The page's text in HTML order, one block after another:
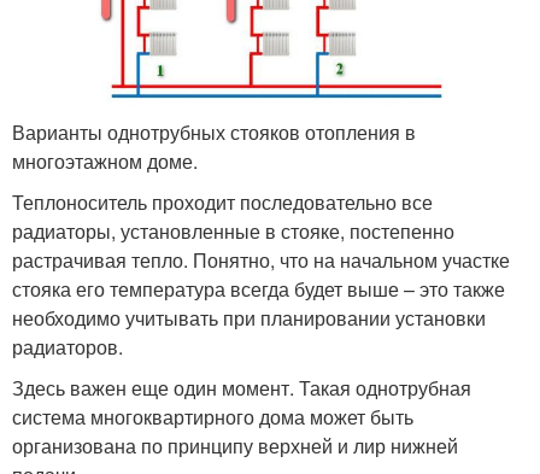
Варианты однотрубных стояков отопления в
многоэтажном доме.
Теплоноситель проходит последовательно все
радиаторы, установленные в стояке, постепенно
растрачивая тепло. Понятно, что на начальном участке
стояка его температура всегда будет выше – это также
необходимо учитывать при планировании установки
радиаторов.
Здесь важен еще один момент. Такая однотрубная
система многоквартирного дома может быть
организована по принципу верхней и лир нижней